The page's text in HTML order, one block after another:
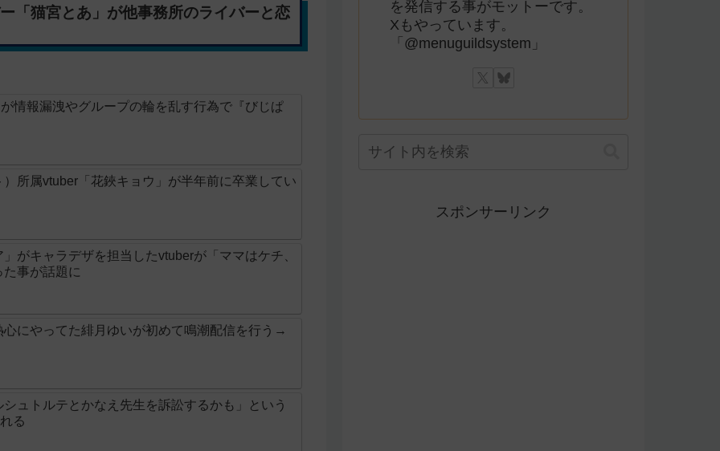
「猫宮とあ」が他事務所のライバーと恋
情報漏洩やグループの輪を乱す行為で『びじぱ
所属vtuber「花鋏キョウ」が半年前に卒業してい
がキャラデザを担当したvtuberが「ママはケチ、
事が話題に
にやってた緋月ゆいが初めて鳴潮配信を行う→
ュトルテとかなえ先生を訴訟するかも」という
る
を発信する事がモットーです。
Xもやっています。
「@menuguildsystem」
スポンサーリンク